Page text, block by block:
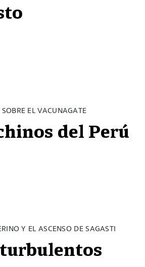
EL VACUNAGATE
del Perú
Y EL ASCENSO DE SAGASTI